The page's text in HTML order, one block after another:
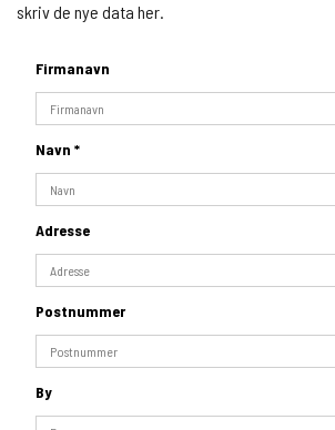
skriv de nye data her.
Firmanavn
Navn *
Adresse
Postnummer
By